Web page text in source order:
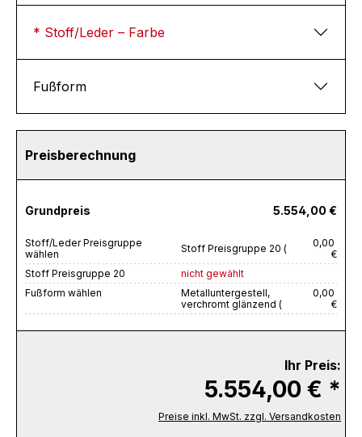
* Stoff/Leder – Farbe
Fußform
Preisberechnung
Grundpreis 5.554,00 €
Stoff/Leder Preisgruppe
wählen
Stoff Preisgruppe 20 (
0,00
€
Stoff Preisgruppe 20
nicht gewählt
Fußform wählen
Metalluntergestell,
verchromt glänzend (
0,00
€
Ihr Preis:
5.554,00 € *
Preise inkl. MwSt. zzgl. Versandkosten